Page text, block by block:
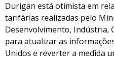
Durigan está otimista em
tarifárias realizadas pelo
Desenvolvimento, Indústria,
para atualizar as
Unidos e reverter a medida